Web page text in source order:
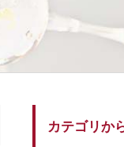
カテゴリか